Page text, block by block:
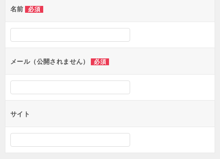
ー
シ
ョ
ン
名前 必須
メール（公開されません） 必須
サイト